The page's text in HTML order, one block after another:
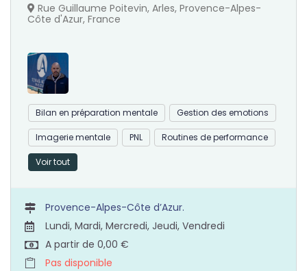
Rue Guillaume Poitevin, Arles, Provence-Alpes-
Côte d'Azur, France
Bilan en préparation mentale Gestion des emotions
Imagerie mentale PNL Routines de performance
Voir tout
Provence-Alpes-Côte d’Azur.
Lundi, Mardi, Mercredi, Jeudi, Vendredi
A partir de 0,00 €
Pas disponible